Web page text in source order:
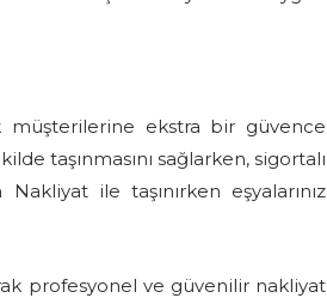
müşterilerine ekstra bir güvence
taşınmasını sağlarken, sigortalı
ile taşınırken eşyalarınız
profesyonel ve güvenilir nakliyat